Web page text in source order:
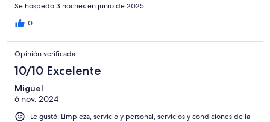
Se hospedó 3 noches en junio de 2025
0
Opinión verificada
10/10 Excelente
Miguel
6 nov. 2024
Le gustó: Limpieza, servicio y personal, servicios y condiciones de la